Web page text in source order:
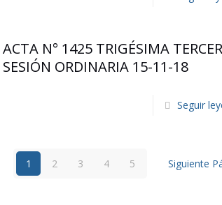
ACTA N° 1425 TRIGÉSIMA
SESIÓN ORDINARIA 15-11-18
Seguir
1 2 3 4 5 Siguiente